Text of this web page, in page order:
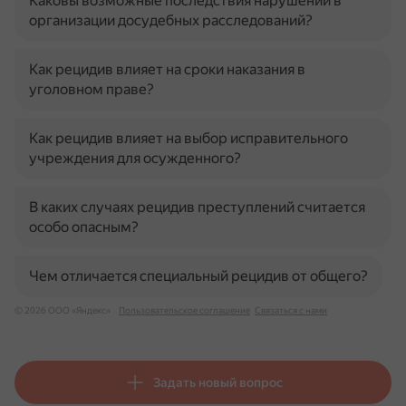
организации досудебных расследований?
Как рецидив влияет на сроки наказания в
уголовном праве?
Как рецидив влияет на выбор исправительного
учреждения для осужденного?
В каких случаях рецидив преступлений считается
особо опасным?
Чем отличается специальный рецидив от общего?
© 2026 ООО «Яндекс» Пользовательское соглашение Связаться с нами
Задать новый вопрос